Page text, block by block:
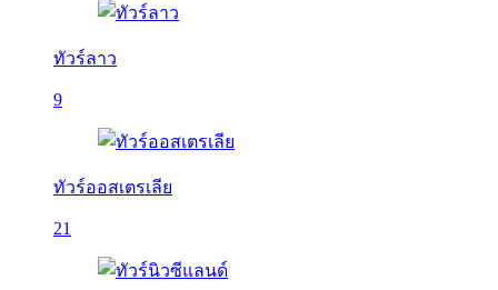
ทัวร์ลาว
9
ทัวร์ออสเตรเลีย
21